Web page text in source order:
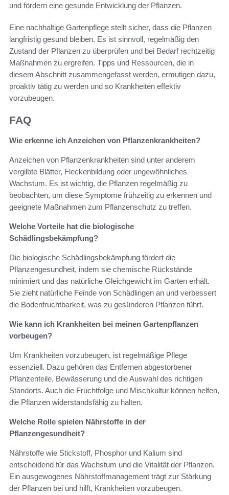
und fördern eine gesunde Entwicklung der Pflanzen.
Eine nachhaltige Gartenpflege stellt sicher, dass die Pflanzen
langfristig gesund bleiben. Es ist sinnvoll, regelmäßig den
Zustand der Pflanzen zu überprüfen und bei Bedarf rechtzeitig
Maßnahmen zu ergreifen. Tipps und Ressourcen, die in
diesem Abschnitt zusammengefasst werden, ermutigen dazu,
proaktiv tätig zu werden und so Krankheiten effektiv
vorzubeugen.
FAQ
Wie erkenne ich Anzeichen von Pflanzenkrankheiten?
Anzeichen von Pflanzenkrankheiten sind unter anderem
vergilbte Blätter, Fleckenbildung oder ungewöhnliches
Wachstum. Es ist wichtig, die Pflanzen regelmäßig zu
beobachten, um diese Symptome frühzeitig zu erkennen und
geeignete Maßnahmen zum Pflanzenschutz zu treffen.
Welche Vorteile hat die biologische
Schädlingsbekämpfung?
Die biologische Schädlingsbekämpfung fördert die
Pflanzengesundheit, indem sie chemische Rückstände
minimiert und das natürliche Gleichgewicht im Garten erhält.
Sie zieht natürliche Feinde von Schädlingen an und verbessert
die Bodenfruchtbarkeit, was zu gesünderen Pflanzen führt.
Wie kann ich Krankheiten bei meinen Gartenpflanzen
vorbeugen?
Um Krankheiten vorzubeugen, ist regelmäßige Pflege
essenziell. Dazu gehören das Entfernen abgestorbener
Pflanzenteile, Bewässerung und die Auswahl des richtigen
Standorts. Auch die Fruchtfolge und Mischkultur können helfen,
die Pflanzen widerstandsfähig zu halten.
Welche Rolle spielen Nährstoffe in der
Pflanzengesundheit?
Nährstoffe wie Stickstoff, Phosphor und Kalium sind
entscheidend für das Wachstum und die Vitalität der Pflanzen.
Ein ausgewogenes Nährstoffmanagement trägt zur Stärkung
der Pflanzen bei und hilft, Krankheiten vorzubeugen.